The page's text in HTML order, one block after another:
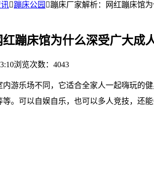
蹦床公园 蹦床厂家解析：网红蹦床馆
蹦床馆为什么深受广大成
浏览次数：4043
内游乐场不同，它适合全家人一起嗨玩的
。可以自娱自乐，也可以多人竞技，还